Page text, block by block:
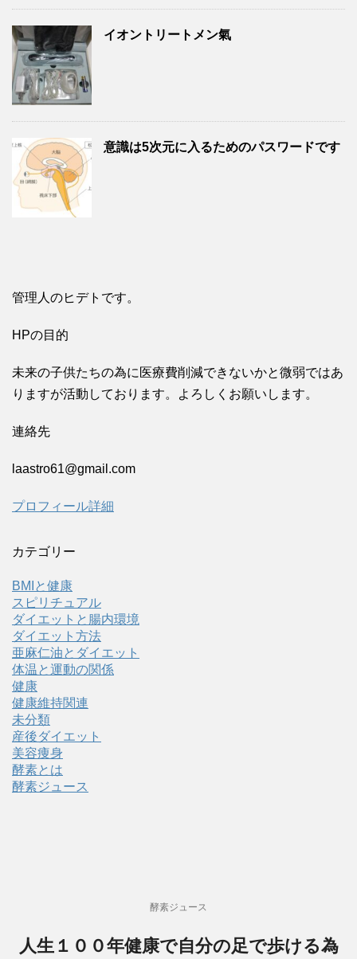
イオントリートメン氣
意識は5次元に入るためのパスワードです
管理人のヒデトです。
HPの目的
未来の子供たちの為に医療費削減できないかと微弱ではあ
りますが活動しております。よろしくお願いします。
連絡先
laastro61@gmail.com
プロフィール詳細
カテゴリー
BMIと健康
スピリチュアル
ダイエットと腸内環境
ダイエット方法
亜麻仁油とダイエット
体温と運動の関係
健康
健康維持関連
未分類
産後ダイエット
美容痩身
酵素とは
酵素ジュース
酵素ジュース
人生１００年健康で自分の足で歩ける為